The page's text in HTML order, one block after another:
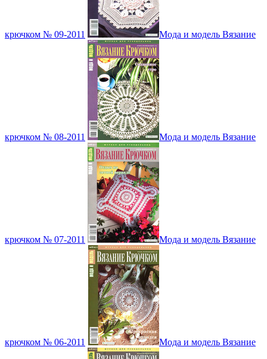
крючком № 09-2011 Мода и модель Вязание
крючком № 08-2011 Мода и модель Вязание
крючком № 07-2011 Мода и модель Вязание
крючком № 06-2011 Мода и модель Вязание